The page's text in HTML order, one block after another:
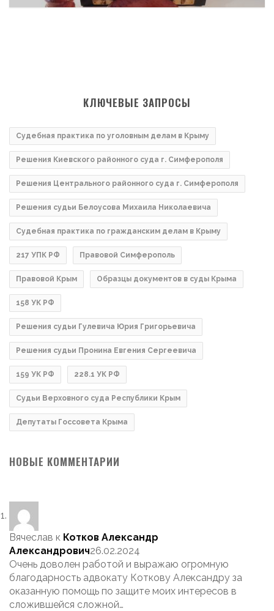
КЛЮЧЕВЫЕ ЗАПРОСЫ
Судебная практика по уголовным делам в Крыму
Решения Киевского районного суда г. Симферополя
Решения Центрального районного суда г. Симферополя
Решения судьи Белоусова Михаила Николаевича
Судебная практика по гражданским делам в Крыму
217 УПК РФ Правовой Симферополь
Правовой Крым Образцы документов в суды Крыма
158 УК РФ
Решения судьи Гулевича Юрия Григорьевича
Решения судьи Пронина Евгения Сергеевича
159 УК РФ 228.1 УК РФ
Судьи Верховного суда Республики Крым
Депутаты Госсовета Крыма
НОВЫЕ КОММЕНТАРИИ
Вячеслав к Котков Александр
Александрович26.02.2024
Очень доволен работой и выражаю огромную
благодарность адвокату Коткову Александру за
оказанную помощь по защите моих интересов в
сложившейся сложной…